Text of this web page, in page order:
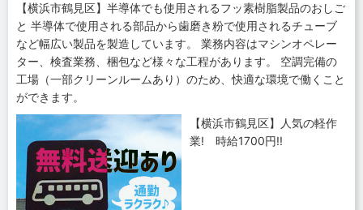
【横浜市鶴見区】半導体でも使用されるフッ素樹脂製品のおしご
と 半導体で使用される部品から歯磨き粉で使用されるチューブ
など幅広い製品を製造しています。 業務内容はマシンオペレー
ター、検査業務、梱包など様々な工程があります。 空調完備の
工場（一部クリーンルームあり）のため、快適な環境で働くこと
ができます。
【横浜市鶴見区】人気の軽作
業! 時給1700円!!